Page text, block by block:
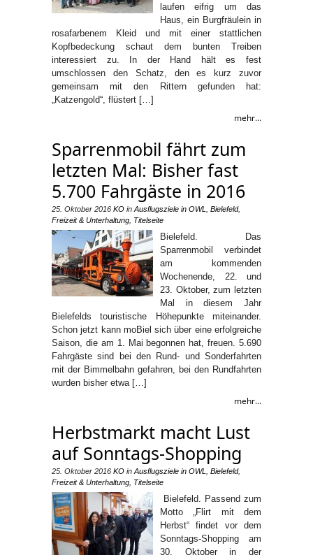
laufen eifrig um das
Haus, ein Burgfräulein in
rosafarbenem Kleid und mit einer stattlichen
Kopfbedeckung schaut dem bunten Treiben
interessiert zu. In der Hand hält es fest
umschlossen den Schatz, den es kurz zuvor
gemeinsam mit den Rittern gefunden hat:
„Katzengold“, flüstert […]
mehr...
Sparrenmobil fährt zum
letzten Mal: Bisher fast
5.700 Fahrgäste in 2016
25. Oktober 2016 KO in Ausflugsziele in OWL Bielefeld,
Freizeit & Unterhaltung Titelseite
Bielefeld. Das
Sparrenmobil verbindet
am kommenden
Wochenende, 22. und
23. Oktober, zum letzten
Mal in diesem Jahr
Bielefelds touristische Höhepunkte miteinander.
Schon jetzt kann moBiel sich über eine erfolgreiche
Saison, die am 1. Mai begonnen hat, freuen. 5.690
Fahrgäste sind bei den Rund- und Sonderfahrten
mit der Bimmelbahn gefahren, bei den Rundfahrten
wurden bisher etwa […]
mehr...
Herbstmarkt macht Lust
auf Sonntags-Shopping
25. Oktober 2016 KO in Ausflugsziele in OWL Bielefeld,
Freizeit & Unterhaltung Titelseite
Bielefeld. Passend zum
Motto „Flirt mit dem
Herbst“ findet vor dem
Sonntags-Shopping am
30. Oktober in der